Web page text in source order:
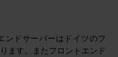
ンドサーバーはドイツのフ
ます。またフロントエンド